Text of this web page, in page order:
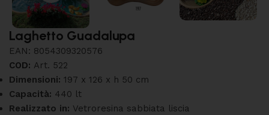
Laghetto Guadalupa
EAN: 8054309320576
COD: Art. 522
Dimensioni: 197 x 126 x h 50 cm
Capacità: 440 lt
Realizzato in: Vetroresina sabbiata liscia